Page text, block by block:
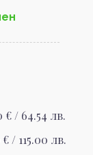
€ / 64.54 лв.
€ / 115.00 лв.